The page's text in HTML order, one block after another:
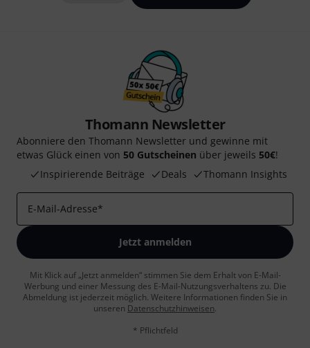
Thomann Newsletter
Abonniere den Thomann Newsletter und gewinne mit
etwas Glück einen von 50 Gutscheinen über jeweils 50€!
Inspirierende Beiträge
Deals Thomann Insights
E-Mail-Adresse*
Jetzt anmelden
Mit Klick auf „Jetzt anmelden“ stimmen Sie dem Erhalt von E-Mail-
Werbung und einer Messung des E-Mail-Nutzungsverhaltens zu. Die
Abmeldung ist jederzeit möglich. Weitere Informationen finden Sie in
unseren Datenschutzhinweisen.
* Pflichtfeld